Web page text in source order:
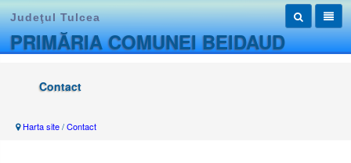
Judeţul Tulcea
PRIMĂRIA COMUNEI BEIDAUD
Contact
Harta site/Contact